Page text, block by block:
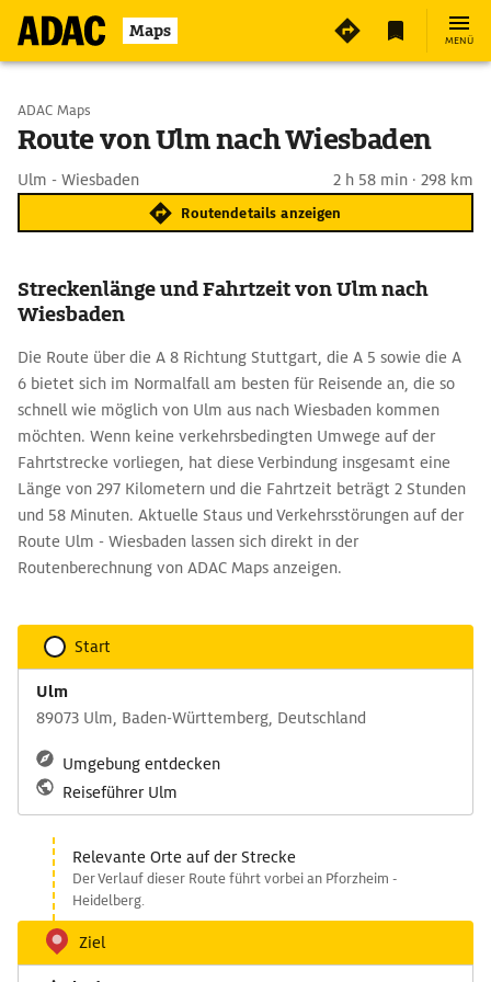
Maps MENÜ
Start wählen
ADAC Maps
Route von Ulm nach Wiesbaden
Ulm - Wiesbaden 2 h 58 min · 298 km
Routendetails anzeigen
Streckenlänge und Fahrtzeit von Ulm nach
Wiesbaden
Die Route über die A 8 Richtung Stuttgart, die A 5 sowie die A
6 bietet sich im Normalfall am besten für Reisende an, die so
schnell wie möglich von Ulm aus nach Wiesbaden kommen
möchten. Wenn keine verkehrsbedingten Umwege auf der
Fahrtstrecke vorliegen, hat diese Verbindung insgesamt eine
Länge von 297 Kilometern und die Fahrtzeit beträgt 2 Stunden
und 58 Minuten. Aktuelle Staus und Verkehrsstörungen auf der
Route Ulm - Wiesbaden lassen sich direkt in der
Routenberechnung von ADAC Maps anzeigen.
Start
Ulm
89073 Ulm, Baden-Württemberg, Deutschland
Umgebung entdecken
Reiseführer Ulm
Relevante Orte auf der Strecke
Der Verlauf dieser Route führt vorbei an Pforzheim -
Heidelberg.
Ziel